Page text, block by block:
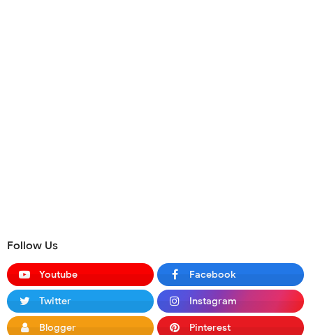
Follow Us
Youtube Facebook
Twitter Instagram
Blogger Pinterest